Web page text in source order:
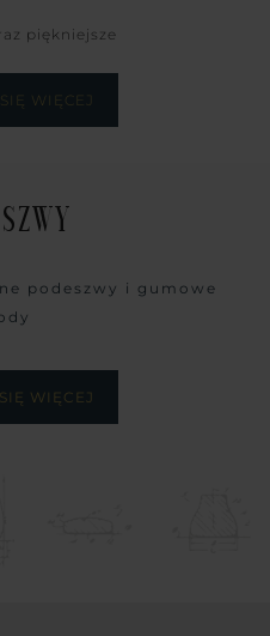
piękniejsze
WIĘCEJ
podeszwy i gumowe
WIĘCEJ